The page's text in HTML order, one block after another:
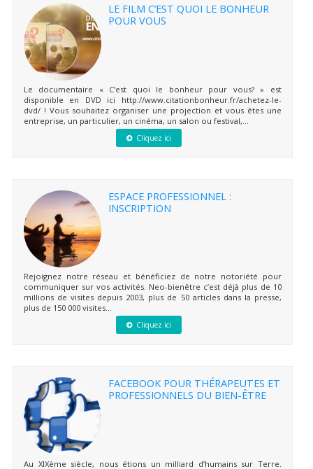
LE FILM C’EST QUOI LE BONHEUR
POUR VOUS
Le documentaire « C’est quoi le bonheur pour vous? » est
disponible en DVD ici http://www.citationbonheur.fr/achetez-le-
dvd/ ! Vous souhaitez organiser une projection et vous êtes une
entreprise, un particulier, un cinéma, un salon ou festival,...
Cliquez ici
ESPACE PROFESSIONNEL :
INSCRIPTION
Rejoignez notre réseau et bénéficiez de notre notoriété pour
communiquer sur vos activités. Neo-bienêtre c’est déjà plus de 10
millions de visites depuis 2003, plus de 50 articles dans la presse,
plus de 150 000 visites...
Cliquez ici
FACEBOOK POUR THÉRAPEUTES ET
PROFESSIONNELS DU BIEN-ÊTRE
Au XIXème siècle, nous étions un milliard d’humains sur Terre.